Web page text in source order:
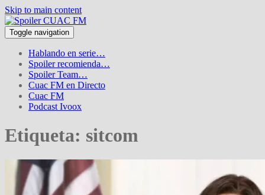
Skip to main content
Toggle navigation
Hablando en serie…
Spoiler recomienda…
Spoiler Team…
Cuac FM en Directo
Cuac FM
Podcast Ivoox
Etiqueta: sitcom